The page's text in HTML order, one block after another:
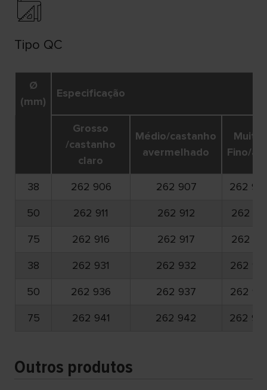
Tipo QC
Ø
(mm)
Especificação
Grosso
/castanho
claro
Médio/castanho
avermelhado
Muito
Fino/
38 262 906 262 907
262
50
262 911 262 912
262
75
262 916 262 917
262
38
262 931 262 932
262
50
262 936 262 937
262
75
262 941 262 942 262
Outros produtos